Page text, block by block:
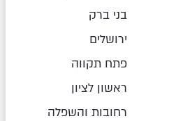
בני ברק
ירושלים
פתח תקווה
ראשון לציון
רחובות והשפלה